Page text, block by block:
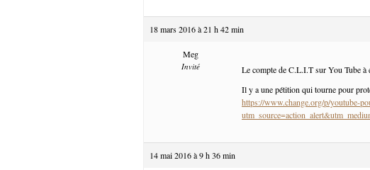
18 mars 2016 à 21 h 42 min
Meg
Invité
Le compte de C.L.I.T sur You Tube à
Il y a une pétition qui tourne pour
https://www.change.org/p/youtube-
14 mai 2016 à 9 h 36 min